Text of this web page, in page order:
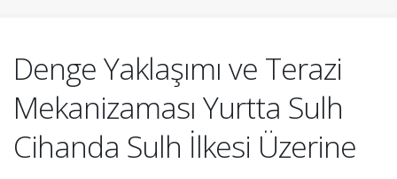
Denge Yaklaşımı ve Terazi
Mekanizaması Yurtta Sulh
Cihanda Sulh İlkesi Üzerine